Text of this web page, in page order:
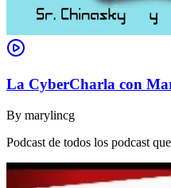
La CyberCharla con
By marylincg
Podcast de todos los podcast